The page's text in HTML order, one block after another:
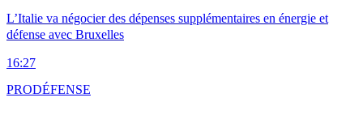
L’Italie va négocier des dépenses supplémentaires en énergie et
défense avec Bruxelles
16:27
PRODÉFENSE